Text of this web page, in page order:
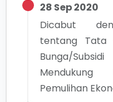
28 Sep 2020
Dicabut
tentang Tata
Bunga/
Mendukung
Pemulihan